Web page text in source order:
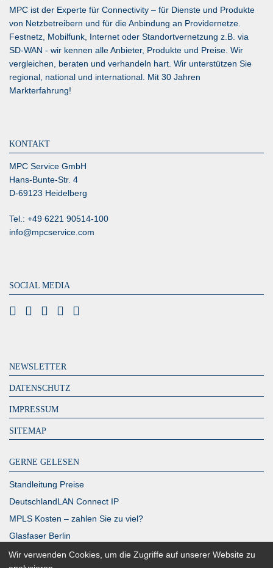
MPC ist der Experte für Connectivity – für Dienste und Produkte
von Netzbetreibern und für die Anbindung an Providernetze.
Festnetz, Mobilfunk, Internet oder Standortvernetzung z.B. via
SD-WAN - wir kennen alle Anbieter, Produkte und Preise. Wir
vergleichen, beraten und verhandeln hart. Wir unterstützen Sie
regional, national und international. Mit 30 Jahren
Markterfahrung!
KONTAKT
MPC Service GmbH
Hans-Bunte-Str. 4
D-69123 Heidelberg
Tel.: +49 6221 90514-100
info@mpcservice.com
SOCIAL MEDIA
NEWSLETTER
DATENSCHUTZ
IMPRESSUM
SITEMAP
GERNE GELESEN
Standleitung Preise
DeutschlandLAN Connect IP
MPLS Kosten – zahlen Sie zu viel?
Glasfaser Berlin
Richtfunk Internet
Wir verwenden Cookies, um die Zugriffe auf unserer Website zu